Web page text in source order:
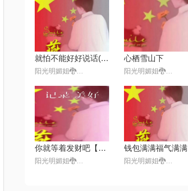
就怕不能好好说话(家里头穷并不可怕) 心栖雪山下
你就等着发财吧【电音版】 钱包满满福气满满